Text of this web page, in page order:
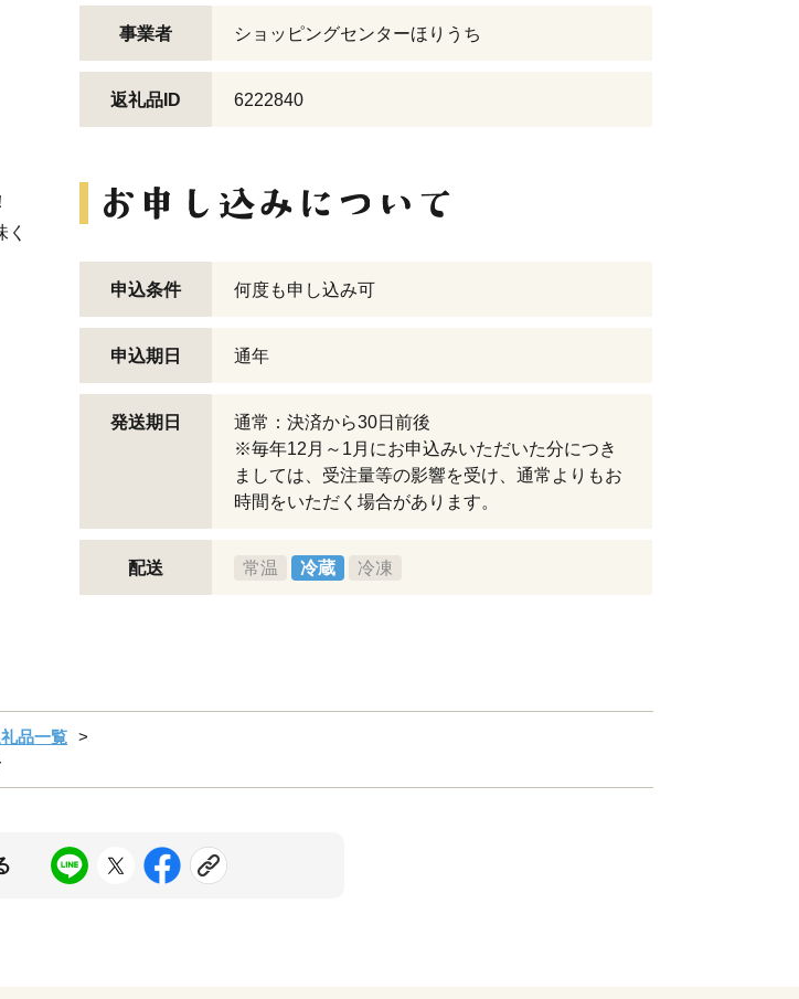
事業者 ショッピングセンターほりうち
返礼品ID 6222840
申込条件 何度も申し込み可
申込期日 通年
発送期日
通常：決済から30日前後
※毎年12月～1月にお申込みいただいた分につき
ましては、受注量等の影響を受け、通常よりもお
時間をいただく場合があります。
配送 常温 冷蔵 冷凍
品一覧